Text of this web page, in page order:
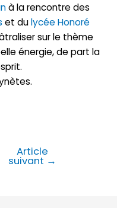
à la rencontre des
et dulycée Honoré
sur le thème
énergie, de part la
Article
suivant →